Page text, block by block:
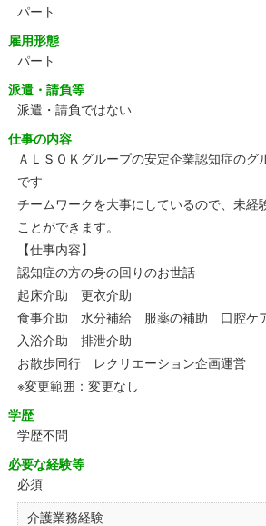
パート
雇用形態
パート
派遣・請負等
派遣・請負ではない
仕事の内容
ＡＬＳＯＫグループの安定企業認知症のグ
です
チームワークを大事にしているので、未経
ことができます。
【仕事内容】
認知症の方の身の回りのお世話
起床介助 更衣介助
食事介助 水分補給 服薬の補助 口腔ケ
入浴介助 排泄介助
お散歩同行 レクリエーション企画運営
※変更範囲：変更なし
学歴
学歴不問
必要な経験等
必須
介護業務経験